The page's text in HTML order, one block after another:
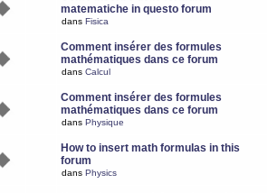
matematiche in questo forum
dans Fisica
Comment insérer des formules
mathématiques dans ce forum
dans Calcul
Comment insérer des formules
mathématiques dans ce forum
dans Physique
How to insert math formulas in this
forum
dans Physics